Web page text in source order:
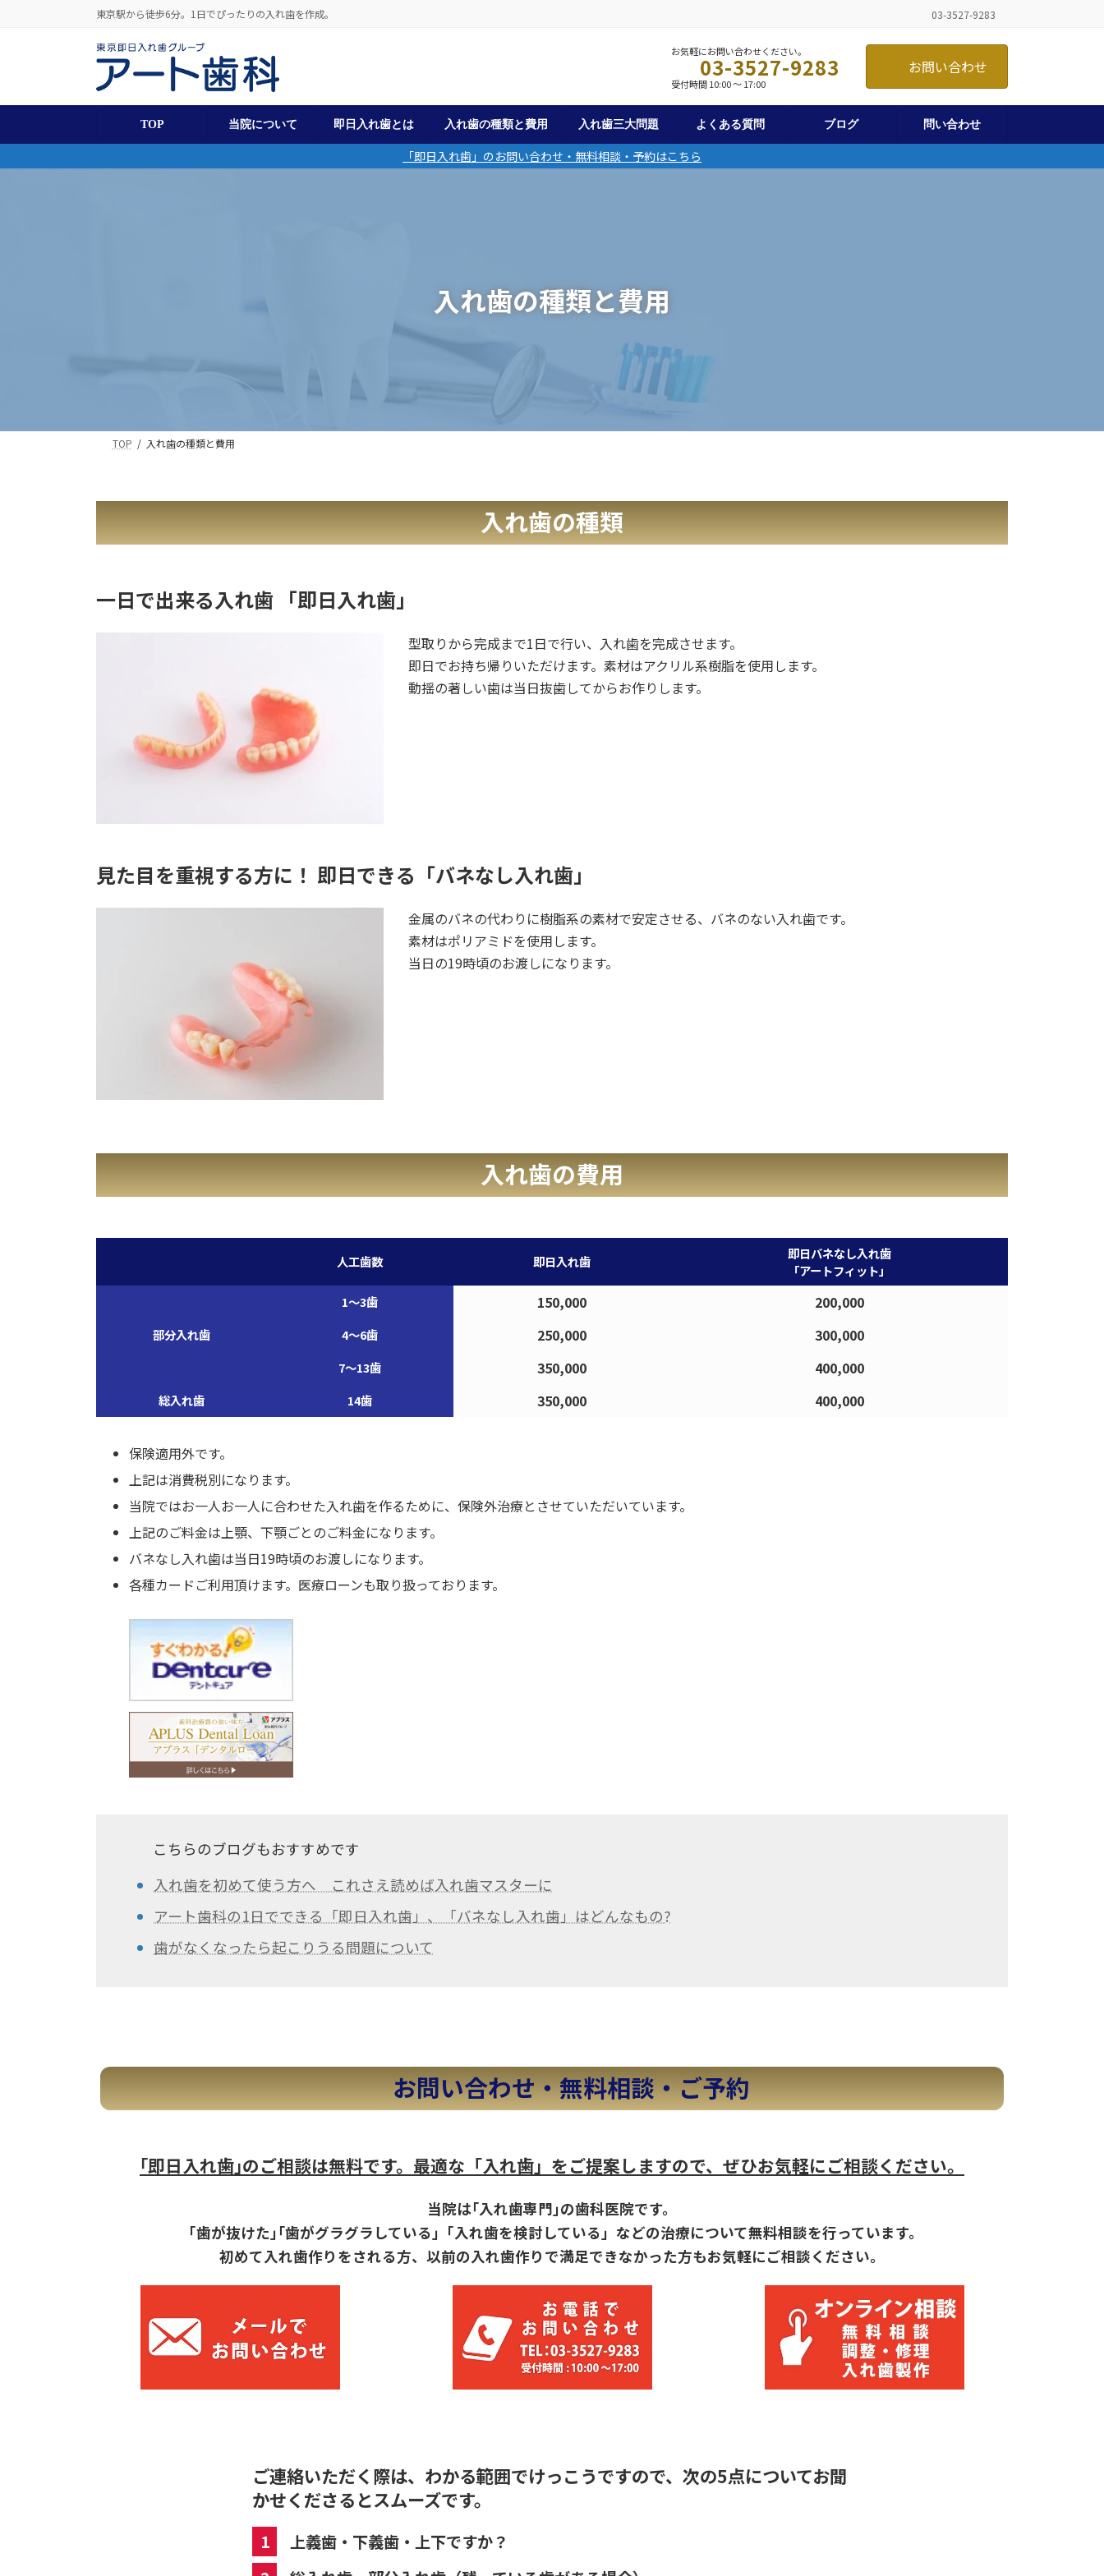
へ
キ
ッ
ョ
に
移
東京駅から徒歩6分。1日でぴったりの入れ歯を作成。 03-3527-9283
お気軽にお問い合わせください。
03-3527-9283
受付時間 10:00 ～ 17:00
お問い合わせ
TOP 当院について 即日入れ歯とは 入れ歯の種類と費用 入れ歯三大問題 よくある質問 ブログ 問い合わせ
「即日入れ歯」のお問い合わせ・無料相談・予約はこちら
入れ歯の種類と費用
TOP 入れ歯の種類と費用
入れ歯の種類
一日で出来る入れ歯 「即日入れ歯」
型取りから完成まで1日で行い、入れ歯を完成させます。
即日でお持ち帰りいただけます。素材はアクリル系樹脂を使用します。
動揺の著しい歯は当日抜歯してからお作りします。
見た目を重視する方に！ 即日できる「バネなし入れ歯」
金属のバネの代わりに樹脂系の素材で安定させる、バネのない入れ歯です。
素材はポリアミドを使用します。
当日の19時頃のお渡しになります。
入れ歯の費用
人工歯数 即日入れ歯 即日バネなし入れ歯
「アートフィット」
部分入れ歯
1～3歯 150,000 200,000
4～6歯 250,000 300,000
7～13歯 350,000 400,000
総入れ歯 14歯 350,000 400,000
保険適用外です。
上記は消費税別になります。
当院ではお一人お一人に合わせた入れ歯を作るために、保険外治療とさせていただいています。
上記のご料金は上顎、下顎ごとのご料金になります。
バネなし入れ歯は当日19時頃のお渡しになります。
各種カードご利用頂けます。医療ローンも取り扱っております。
こちらのブログもおすすめです
入れ歯を初めて使う方へ これさえ読めば入れ歯マスターに
アート歯科の1日でできる「即日入れ歯」、「バネなし入れ歯」はどんなもの?
歯がなくなったら起こりうる問題について
お問い合わせ・無料相談・ご予約
｢即日入れ歯｣のご相談は無料です。最適な「入れ歯」をご提案しますので、ぜひお気軽にご相談ください。
当院は｢入れ歯専門｣の歯科医院です。
「歯が抜けた｣｢歯がグラグラしている｣「入れ歯を検討している」などの治療について無料相談を行っています。
初めて入れ歯作りをされる方、以前の入れ歯作りで満足できなかった方もお気軽にご相談ください。
ご連絡いただく際は、わかる範囲でけっこうですので、次の5点についてお聞
かせくださるとスムーズです。
1
上義歯・下義歯・上下ですか？